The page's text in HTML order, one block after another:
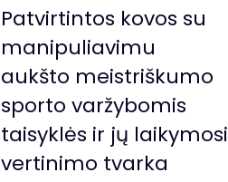
Patvirtintos kovos su
manipuliavimu
aukšto meistriškumo
sporto varžybomis
taisyklės ir jų laikymosi
vertinimo tvarka